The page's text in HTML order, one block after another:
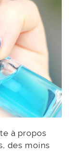
à propos
des moins